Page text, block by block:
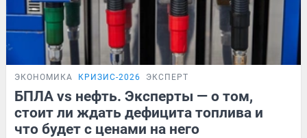
ЭКОНОМИКА КРИЗИС-2026 ЭКСПЕРТ
БПЛА vs нефть. Эксперты — о том,
стоит ли ждать дефицита топлива и
что будет с ценами на него